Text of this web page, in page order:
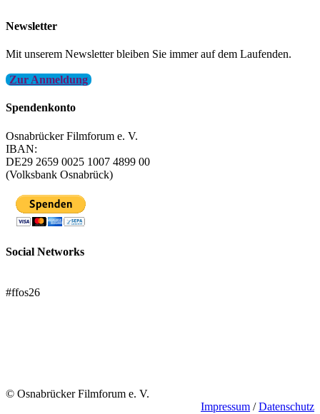
Newsletter
Mit unserem Newsletter bleiben Sie immer auf dem Laufenden.
Zur Anmeldung
Spendenkonto
Osnabrücker Filmforum e. V.
IBAN:
DE29 2659 0025 1007 4899 00
(Volksbank Osnabrück)
Social Networks
#ffos26
© Osnabrücker Filmforum e. V.
Impressum /Datenschutz